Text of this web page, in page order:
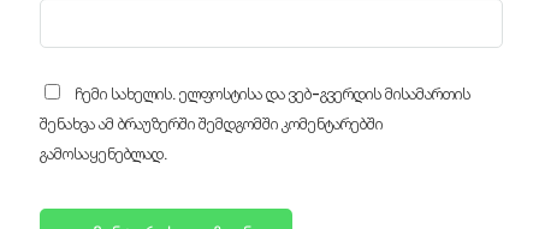
ჩემი სახელის. ელფოსტისა და ვებ-გვერდის მისამართის
შენახვა ამ ბრაუზერში შემდგომში კომენტარებში
გამოსაყენებლად.